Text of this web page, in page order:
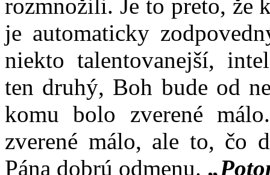
rozmnožili. Je to preto, že
je automaticky
niekto talentovanejší,
ten druhý, Boh bude od
komu bolo zverené
zverené málo, ale to, čo
Pána dobrú odmenu.